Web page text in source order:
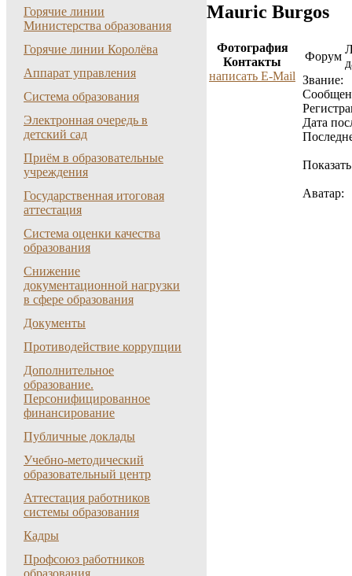
Горячие линии
Министерства образования
Горячие линии Королёва
Аппарат управления
Система образования
Электронная очередь в
детский сад
Приём в образовательные
учреждения
Государственная итоговая
аттестация
Система оценки качества
образования
Снижение
документационной нагрузки
в сфере образования
Документы
Противодействие коррупции
Дополнительное
образование.
Персонифицированное
финансирование
Публичные доклады
Учебно-методический
образовательный центр
Аттестация работников
системы образования
Кадры
Профсоюз работников
образования
Mauric Burgos
Фотография
Контакты
написать E-Mail
Форум
Звание:
Дата
Аватар: